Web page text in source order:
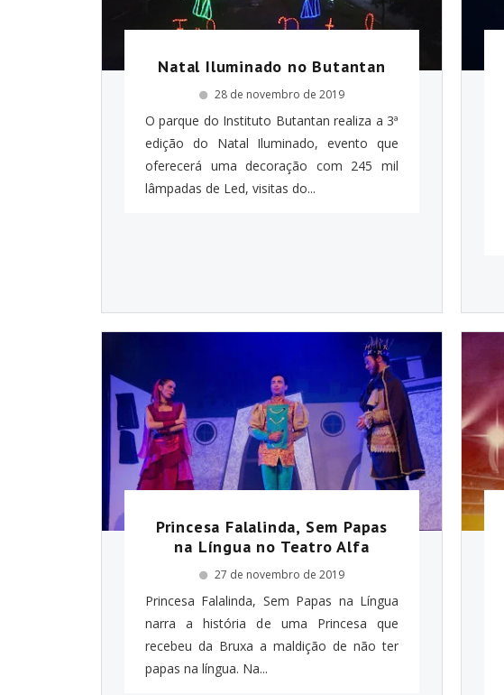
Natal Iluminado no Butantan
28 de novembro de 2019
O parque do Instituto Butantan realiza a 3ª
edição do Natal Iluminado, evento que
oferecerá uma decoração com 245 mil
lâmpadas de Led, visitas do...
Princesa Falalinda, Sem Papas
na Língua no Teatro Alfa
27 de novembro de 2019
Princesa Falalinda, Sem Papas na Língua
narra a história de uma Princesa que
recebeu da Bruxa a maldição de não ter
papas na língua. Na...